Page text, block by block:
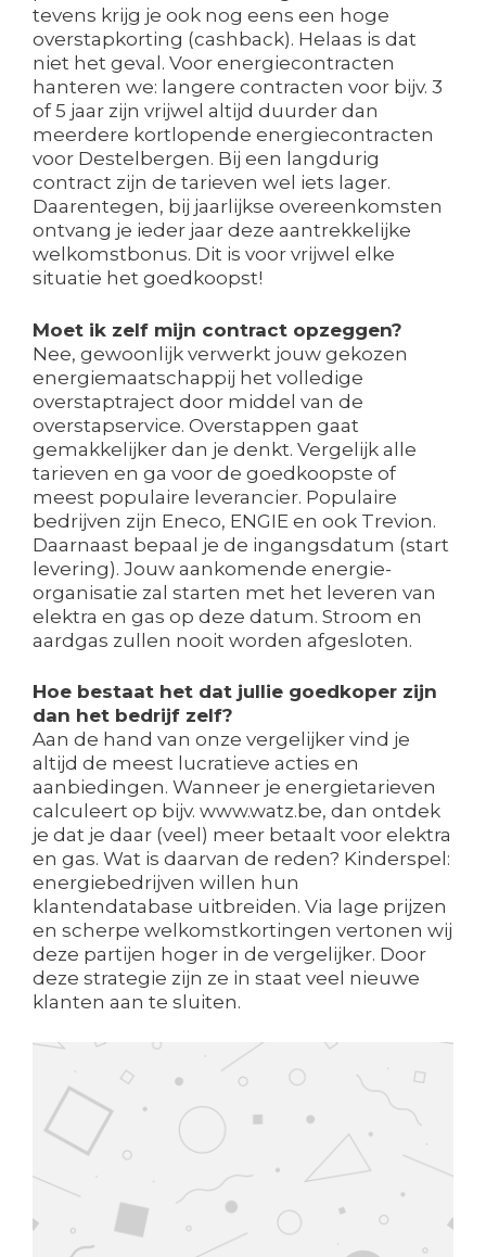
tevens krijg je ook nog eens een hoge
overstapkorting (cashback). Helaas is dat
niet het geval. Voor energiecontracten
hanteren we: langere contracten voor bijv. 3
of 5 jaar zijn vrijwel altijd duurder dan
meerdere kortlopende energiecontracten
voor Destelbergen. Bij een langdurig
contract zijn de tarieven wel iets lager.
Daarentegen, bij jaarlijkse overeenkomsten
ontvang je ieder jaar deze aantrekkelijke
welkomstbonus. Dit is voor vrijwel elke
situatie het goedkoopst!
Moet ik zelf mijn contract opzeggen?
Nee, gewoonlijk verwerkt jouw gekozen
energiemaatschappij het volledige
overstaptraject door middel van de
overstapservice. Overstappen gaat
gemakkelijker dan je denkt. Vergelijk alle
tarieven en ga voor de goedkoopste of
meest populaire leverancier. Populaire
bedrijven zijn Eneco, ENGIE en ook Trevion.
Daarnaast bepaal je de ingangsdatum (start
levering). Jouw aankomende energie-
organisatie zal starten met het leveren van
elektra en gas op deze datum. Stroom en
aardgas zullen nooit worden afgesloten.
Hoe bestaat het dat jullie goedkoper zijn
dan het bedrijf zelf?
Aan de hand van onze vergelijker vind je
altijd de meest lucratieve acties en
aanbiedingen. Wanneer je energietarieven
calculeert op bijv. www.watz.be, dan ontdek
je dat je daar (veel) meer betaalt voor elektra
en gas. Wat is daarvan de reden? Kinderspel:
energiebedrijven willen hun
klantendatabase uitbreiden. Via lage prijzen
en scherpe welkomstkortingen vertonen wij
deze partijen hoger in de vergelijker. Door
deze strategie zijn ze in staat veel nieuwe
klanten aan te sluiten.